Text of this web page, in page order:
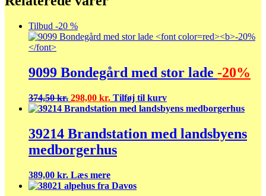
Tilbud -20 %
9099 Bondegård med stor lade -20%
374,50kr. Den
oprindelige
var:
374,50 kr..
298,00 kr. Den
aktuelle
er:
298,00 kr..
Tilføj til kurv
39214 Brandstation med landsbyens
medborgerhus
389,00 kr. Læs mere